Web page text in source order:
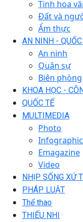
Tinh hoa
Đất và
Ẩm thực
AN NINH -
An ninh
Quân sự
Biên phòng
KHOA HỌC -
QUỐC TẾ
MULTIMEDIA
Photo
Infographic
Emagazine
Video
NHỊP SỐNG XỨ
PHÁP LUẬT
Thể thao
THIẾU NHI